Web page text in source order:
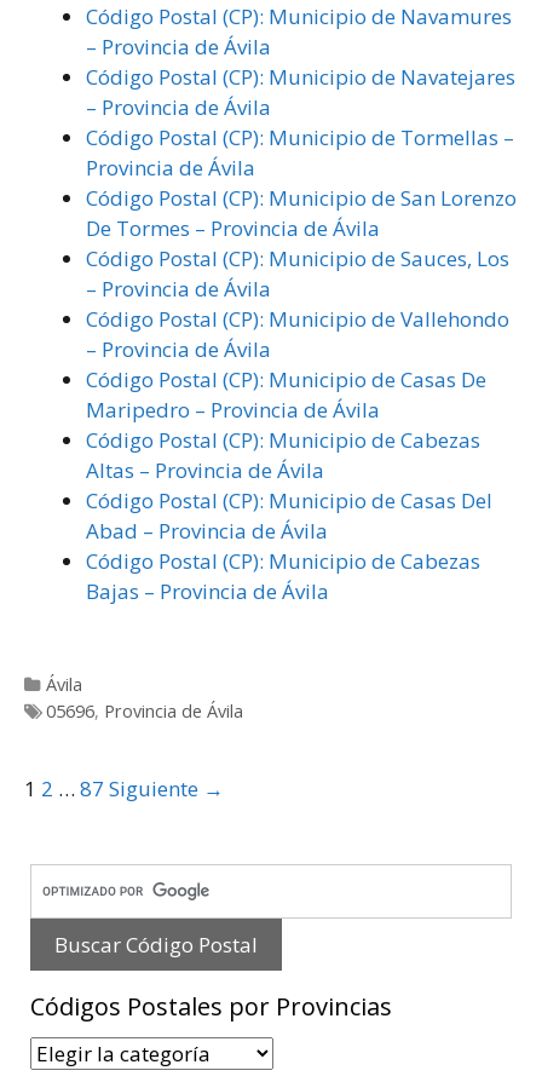
Código Postal (CP): Municipio de Navamures
– Provincia de Ávila
Código Postal (CP): Municipio de Navatejares
– Provincia de Ávila
Código Postal (CP): Municipio de Tormellas –
Provincia de Ávila
Código Postal (CP): Municipio de San Lorenzo
De Tormes – Provincia de Ávila
Código Postal (CP): Municipio de Sauces, Los
– Provincia de Ávila
Código Postal (CP): Municipio de Vallehondo
– Provincia de Ávila
Código Postal (CP): Municipio de Casas De
Maripedro – Provincia de Ávila
Código Postal (CP): Municipio de Cabezas
Altas – Provincia de Ávila
Código Postal (CP): Municipio de Casas Del
Abad – Provincia de Ávila
Código Postal (CP): Municipio de Cabezas
Bajas – Provincia de Ávila
Categorías
Ávila
Etiquetas
05696, Provincia de Ávila
Post
1 2 … 87 Siguiente →
Códigos Postales por Provincias
Códigos